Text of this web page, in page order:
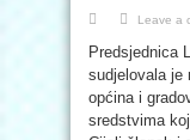
Leave a
Predsjednica
sudjelovala je
općina i
sredstvima